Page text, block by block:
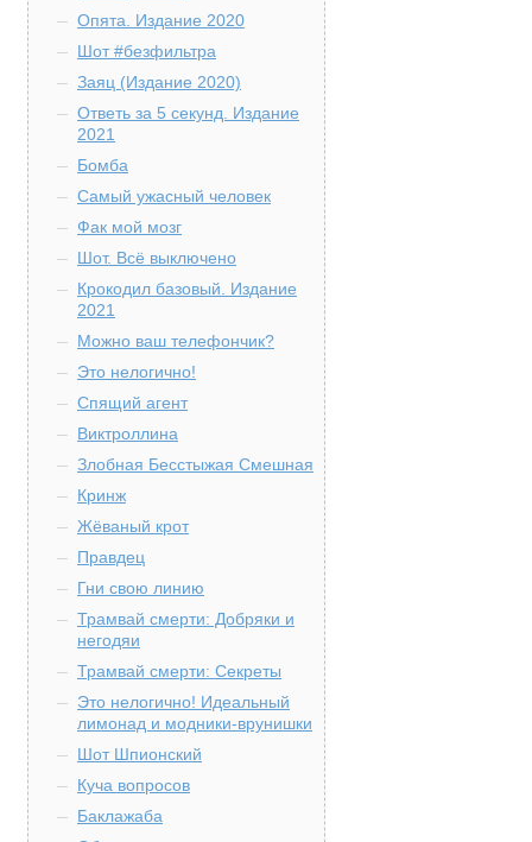
Опята. Издание 2020
Шот #безфильтра
Заяц (Издание 2020)
Ответь за 5 секунд. Издание
2021
Бомба
Самый ужасный человек
Фак мой мозг
Шот. Всё выключено
Крокодил базовый. Издание
2021
Можно ваш телефончик?
Это нелогично!
Спящий агент
Виктроллина
Злобная Бесстыжая Смешная
Кринж
Жёваный крот
Правдец
Гни свою линию
Трамвай смерти: Добряки и
негодяи
Трамвай смерти: Секреты
Это нелогично! Идеальный
лимонад и модники-врунишки
Шот Шпионский
Куча вопросов
Баклажаба